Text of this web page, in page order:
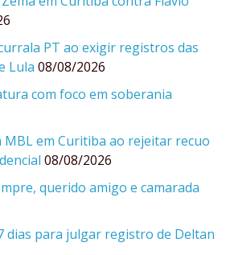
PT ao exigir registros das
Lula 08/08/2026
com foco em soberania
MBL em Curitiba ao rejeitar recuo
08/08/2026
querido amigo e camarada
dias para julgar registro de Deltan